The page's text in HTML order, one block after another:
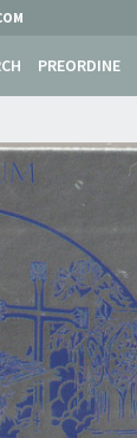
PREORDINE